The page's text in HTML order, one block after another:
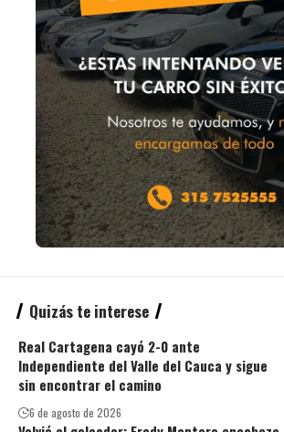
Quizás te interese
Real Cartagena cayó 2-0 ante
Independiente del Valle del Cauca y sigue
sin encontrar el camino
6 de agosto de 2026